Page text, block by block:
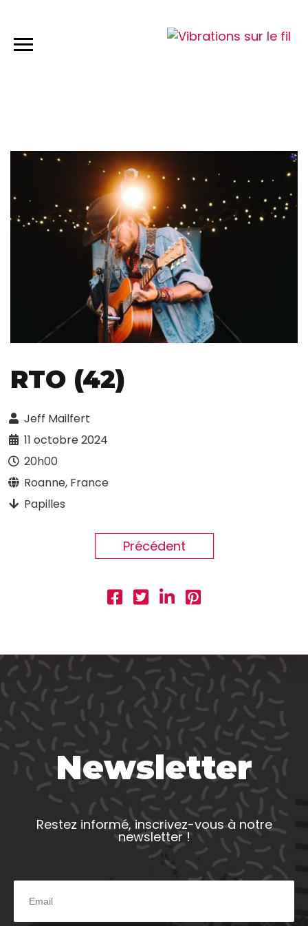
RTO (42)
Jeff Mailfert
11 octobre 2024
20h00
Roanne, France
Papilles
Précédent
Newsletter
Restez informé, inscrivez-vous à notre
newsletter !